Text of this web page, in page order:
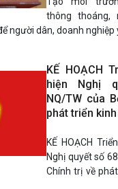
thông thoáng,
người dân, doanh nghiệp
KẾ HOẠCH
hiện Nghị
NQ/TW của
phát triển
KẾ HOẠCH
Nghị quyết số
Chính trị về